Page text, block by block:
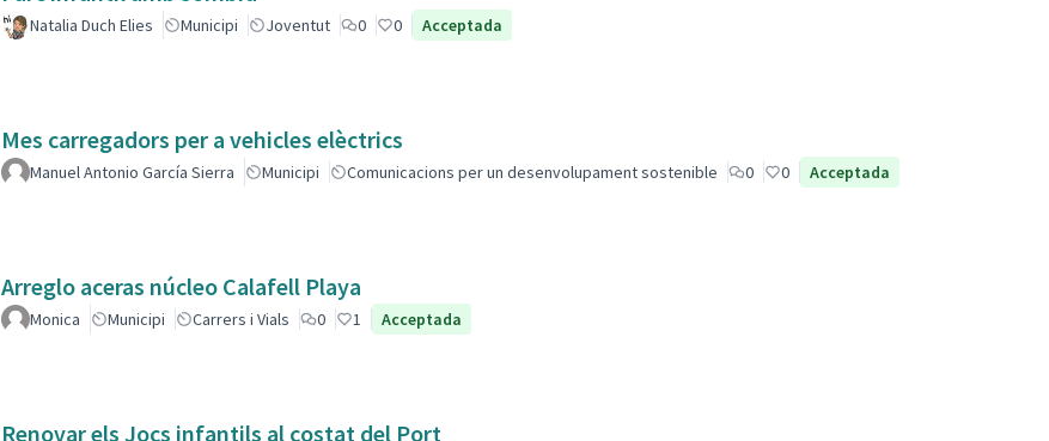
Natalia Duch Elies Municipi Joventut 0 0 Acceptada
Mes carregadors per a vehicles elèctrics
Manuel Antonio García Sierra Municipi Comunicacions per un desenvolupament sostenible 0 0 Acceptada
Arreglo aceras núcleo Calafell Playa
Monica Municipi Carrers i Vials 0 1 Acceptada
Renovar els Jocs infantils al costat del Port